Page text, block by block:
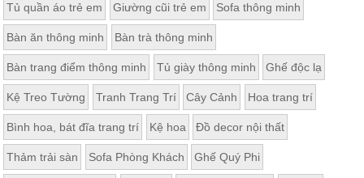
Tủ quần áo trẻ em Giường cũi trẻ em Sofa thông minh
Bàn ăn thông minh Bàn trà thông minh
Bàn trang điểm thông minh Tủ giày thông minh Ghế độc lạ
Kệ Treo Tường Tranh Trang Trí Cây Cảnh Hoa trang trí
Bình hoa, bát đĩa trang trí Kệ hoa Đồ decor nội thất
Thảm trải sàn Sofa Phòng Khách Ghế Quý Phi